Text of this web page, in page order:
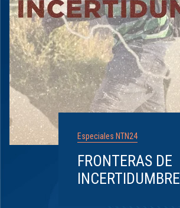
Especiales NTN24
FRONTERAS DE
INCERTIDUMBRE